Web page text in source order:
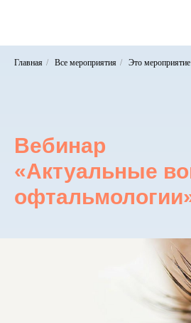
Главная / Все мероприятия / Это мероприятие
Вебинар
«Актуальные